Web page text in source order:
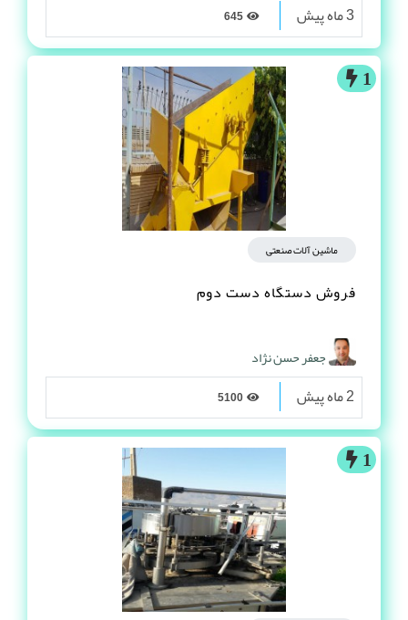
3 ماه پیش
1
ماشین آلات صنعتی
فروش دستگاه دست دوم
جعفر حسن نژاد
2 ماه پیش
1